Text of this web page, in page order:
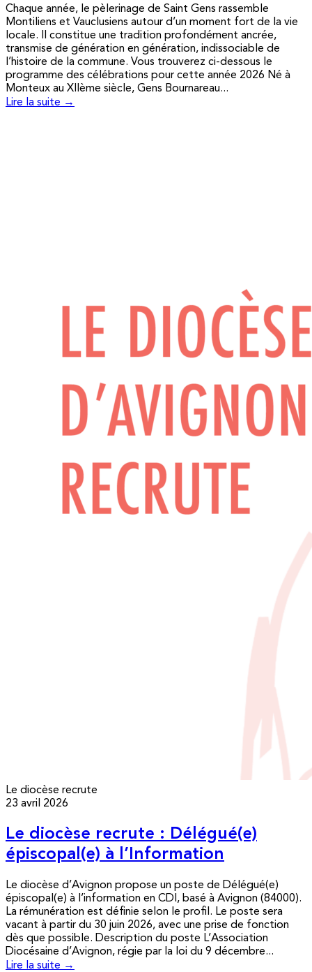
Chaque année, le pèlerinage de Saint Gens rassemble
Montiliens et Vauclusiens autour d’un moment fort de la vie
locale. Il constitue une tradition profondément ancrée,
transmise de génération en génération, indissociable de
l’histoire de la commune. Vous trouverez ci-dessous le
programme des célébrations pour cette année 2026 Né à
Monteux au XIIème siècle, Gens Bournareau...
Lire la suite →
Le diocèse recrute
23 avril 2026
Le diocèse recrute : Délégué(e)
épiscopal(e) à l’Information
Le diocèse d’Avignon propose un poste de Délégué(e)
épiscopal(e) à l’information en CDI, basé à Avignon (84000).
La rémunération est définie selon le profil. Le poste sera
vacant à partir du 30 juin 2026, avec une prise de fonction
dès que possible. Description du poste L’Association
Diocésaine d’Avignon, régie par la loi du 9 décembre...
Lire la suite →